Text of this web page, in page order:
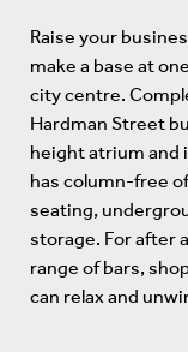
Raise your
make a base at
city centre.
Hardman Street
height atrium and
has column-free
seating,
storage. For after
range of bars,
can relax and